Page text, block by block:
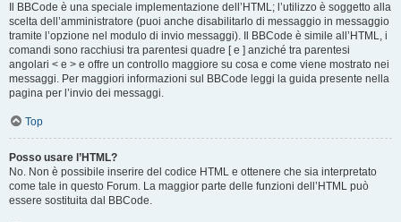
Il BBCode è una speciale implementazione dell’HTML; l’utilizzo è soggetto alla
scelta dell’amministratore (puoi anche disabilitarlo di messaggio in messaggio
tramite l’opzione nel modulo di invio messaggi). Il BBCode è simile all’HTML, i
comandi sono racchiusi tra parentesi quadre [ e ] anziché tra parentesi
angolari < e > e offre un controllo maggiore su cosa e come viene mostrato nei
messaggi. Per maggiori informazioni sul BBCode leggi la guida presente nella
pagina per l’invio dei messaggi.
Top
Posso usare l’HTML?
No. Non è possibile inserire del codice HTML e ottenere che sia interpretato
come tale in questo Forum. La maggior parte delle funzioni dell’HTML può
essere sostituita dal BBCode.